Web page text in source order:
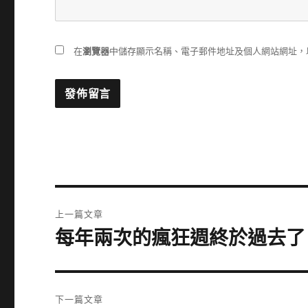
在瀏覽器中儲存顯示名稱、電子郵件地址及個人網站網址
章
上一篇文章
上
篇
文
每年兩次的瘋狂週終於過去了
下一篇文章